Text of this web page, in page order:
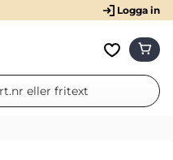
Logga in